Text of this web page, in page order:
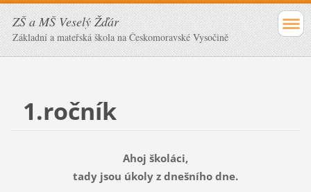
ZŠ a MŠ Veselý Žďár
Základní a mateřská škola na Českomoravské Vysočině
1.ročník
Ahoj školáci,
tady jsou úkoly z dnešního dne.